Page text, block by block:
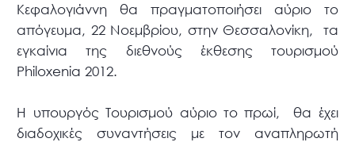
Κεφαλογιάννη θα πραγματοποιήσει αύριο το
απόγευμα, 22 Νοεμβρίου, στην Θεσσαλονίκη, τα
εγκαίνια της διεθνούς έκθεσης τουρισμού
Philoxenia 2012.
Η υπουργός Τουρισμού αύριο το πρωί, θα έχει
διαδοχικές συναντήσεις με τον αναπληρωτή